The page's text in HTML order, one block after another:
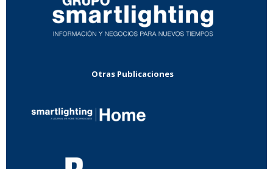
Otras Publicaciones